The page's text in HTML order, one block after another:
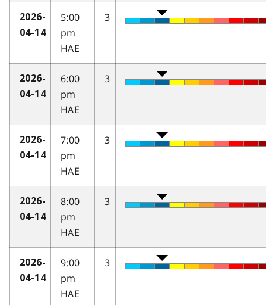
2026-
04-14
5:00
pm
HAE
3
2026-
04-14
6:00
pm
HAE
3
2026-
04-14
7:00
pm
HAE
3
2026-
04-14
8:00
pm
HAE
3
2026-
04-14
9:00
pm
HAE
3